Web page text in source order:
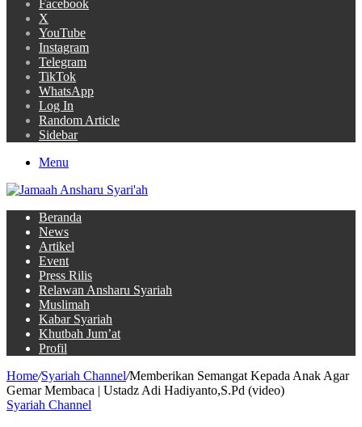
Facebook
X
YouTube
Instagram
Telegram
TikTok
WhatsApp
Log In
Random Article
Sidebar
Menu
Beranda
News
Artikel
Event
Press Rilis
Relawan Ansharu Syariah
Muslimah
Kabar Syariah
Khutbah Jum’at
Profil
Home/Syariah Channel/Memberikan Semangat Kepada Anak Agar
Gemar Membaca | Ustadz Adi Hadiyanto,S.Pd (video)
Syariah Channel